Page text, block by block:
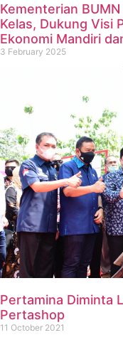
Kementerian
Kelas, Dukung Visi
Ekonomi Mandiri
3 February 2025
Pertamina Diminta
Pertashop
11 October 2021